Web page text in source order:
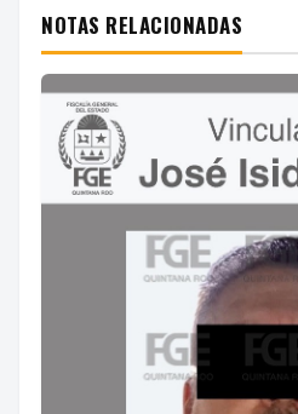
NOTAS RELACIONADAS